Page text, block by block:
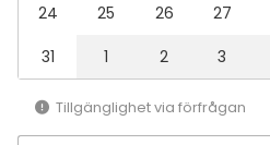
24
25 26 27
31
1 2 3
Tillgänglighet via förfrågan